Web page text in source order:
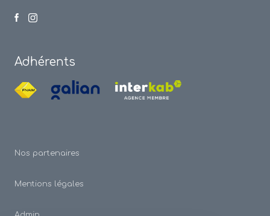
Adhérents
Nos partenaires
Mentions légales